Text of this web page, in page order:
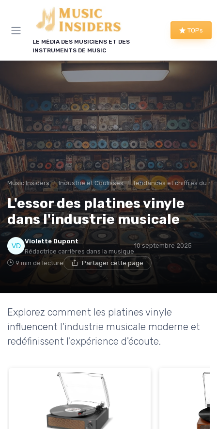
LE MÉDIA DES MUSICIENS ET DES
INSTRUMENTS DE MUSIC
TOPs
Music Insiders Industrie et Coulisses Tendances et chiffres du
L'essor des platines vinyle
dans l'industrie musicale
Violette Dupont
Rédactrice carrières dans la musique
10 septembre 2025
9 min de lecture Partager cette page
Explorez comment les platines vinyle
influencent l'industrie musicale moderne et
redéfinissent l'expérience d'écoute.
Panneau de gestion des cookies